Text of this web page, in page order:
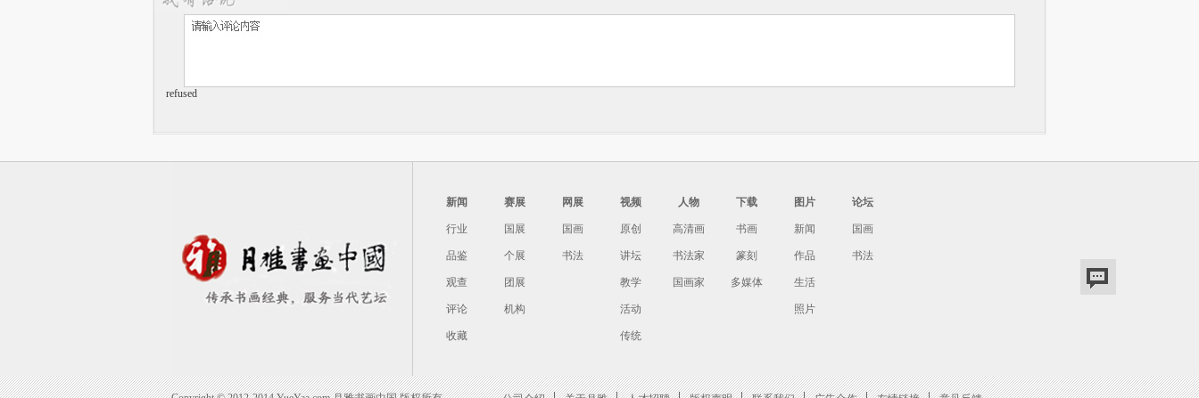
refused
新闻
行业
品鉴
观查
评论
收藏
赛展
国展
个展
团展
机构
网展
国画
书法
视频
原创
讲坛
教学
活动
传统
人物
高清画
书法家
国画家
下载
书画
篆刻
多媒体
图片
新闻
作品
生活
照片
论坛
国画
书法